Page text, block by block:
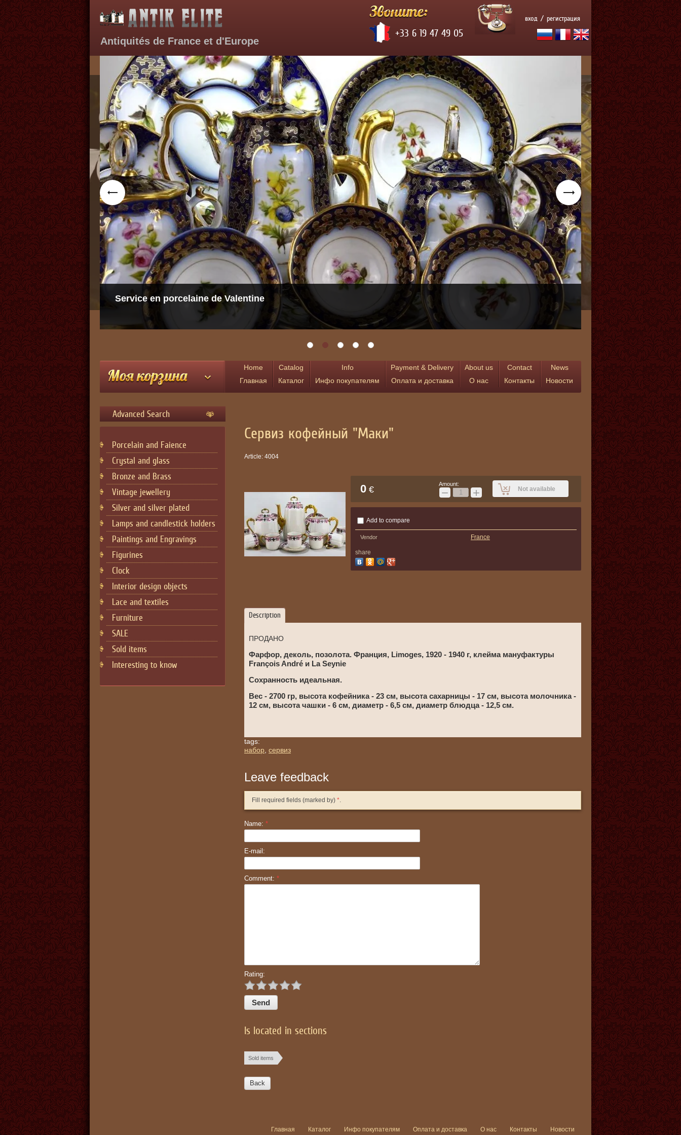
вход / регистрация
+33 6 19 47 49 05
Antiquités de France et d'Europe
Glass vase. Pierre D'Avesn
Home
Главная
Catalog
Каталог
Info
Инфо покупателям
Payment & Delivery
Оплата и доставка
About us
О нас
Contact
Контакты
News
Новости
Сервиз кофейный "Маки"
Article: 4004
0 €
Amount:
− + Not available
Add to compare
Vendor France
share
Description
ПРОДАНО
Фарфор, деколь, позолота. Франция, Limoges, 1920 - 1940 г, клейма мануфактуры
François André и La Seynie
Сохранность идеальная.
Вес - 2700 гр, высота кофейника - 23 см, высота сахарницы - 17 см, высота молочника -
12 см, высота чашки - 6 см, диаметр - 6,5 см, диаметр блюдца - 12,5 см.
tags:
набор сервиз
Leave feedback
Fill required fields (marked by) *.
Name: *
E-mail:
Comment: *
Rating:
Is located in sections
Sold items
Back
Advanced Search
Porcelain and Faience
Crystal and glass
Bronze and Brass
Vintage jewellery
Silver and silver plated
Lamps and candlestick holders
Paintings and Engravings
Figurines
Cloсk
Interior design objects
Lace and textiles
Furniture
SALE
Sold items
Interesting to know
Главная Каталог Инфо покупателям Оплата и доставка О нас Контакты Новости